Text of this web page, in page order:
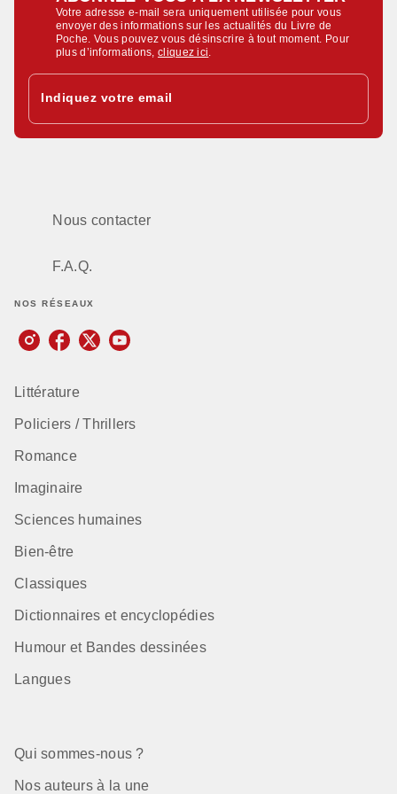
Votre adresse e-mail sera uniquement utilisée pour vous
envoyer des informations sur les actualités du Livre de
Poche. Vous pouvez vous désinscrire à tout moment. Pour
plus d’informations,cliquez ici
Indiquez votre email
Nous contacter
F.A.Q.
NOS RÉSEAUX
Littérature
Policiers / Thrillers
Romance
Imaginaire
Sciences humaines
Bien-être
Classiques
Dictionnaires et encyclopédies
Humour et Bandes dessinées
Langues
Qui sommes-nous ?
Nos auteurs à la une